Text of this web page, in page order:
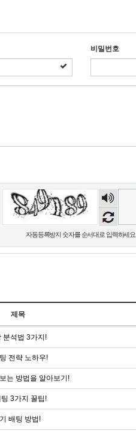
비밀번호
숫자
음성
듣기
자동등록방지 숫자를 순서대로 입력하세요.
제목
분석법 3가지!
전략 노하우!
는 방법을 알아보기!
3가지 꿀팁!
배팅 방법!